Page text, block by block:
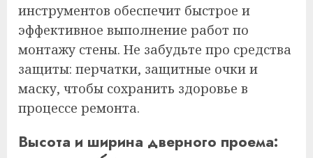
инструментов обеспечит быстрое и
эффективное выполнение работ по
монтажу стены. Не забудьте про средства
защиты: перчатки, защитные очки и
маску, чтобы сохранить здоровье в
процессе ремонта.
Высота и ширина дверного проема: